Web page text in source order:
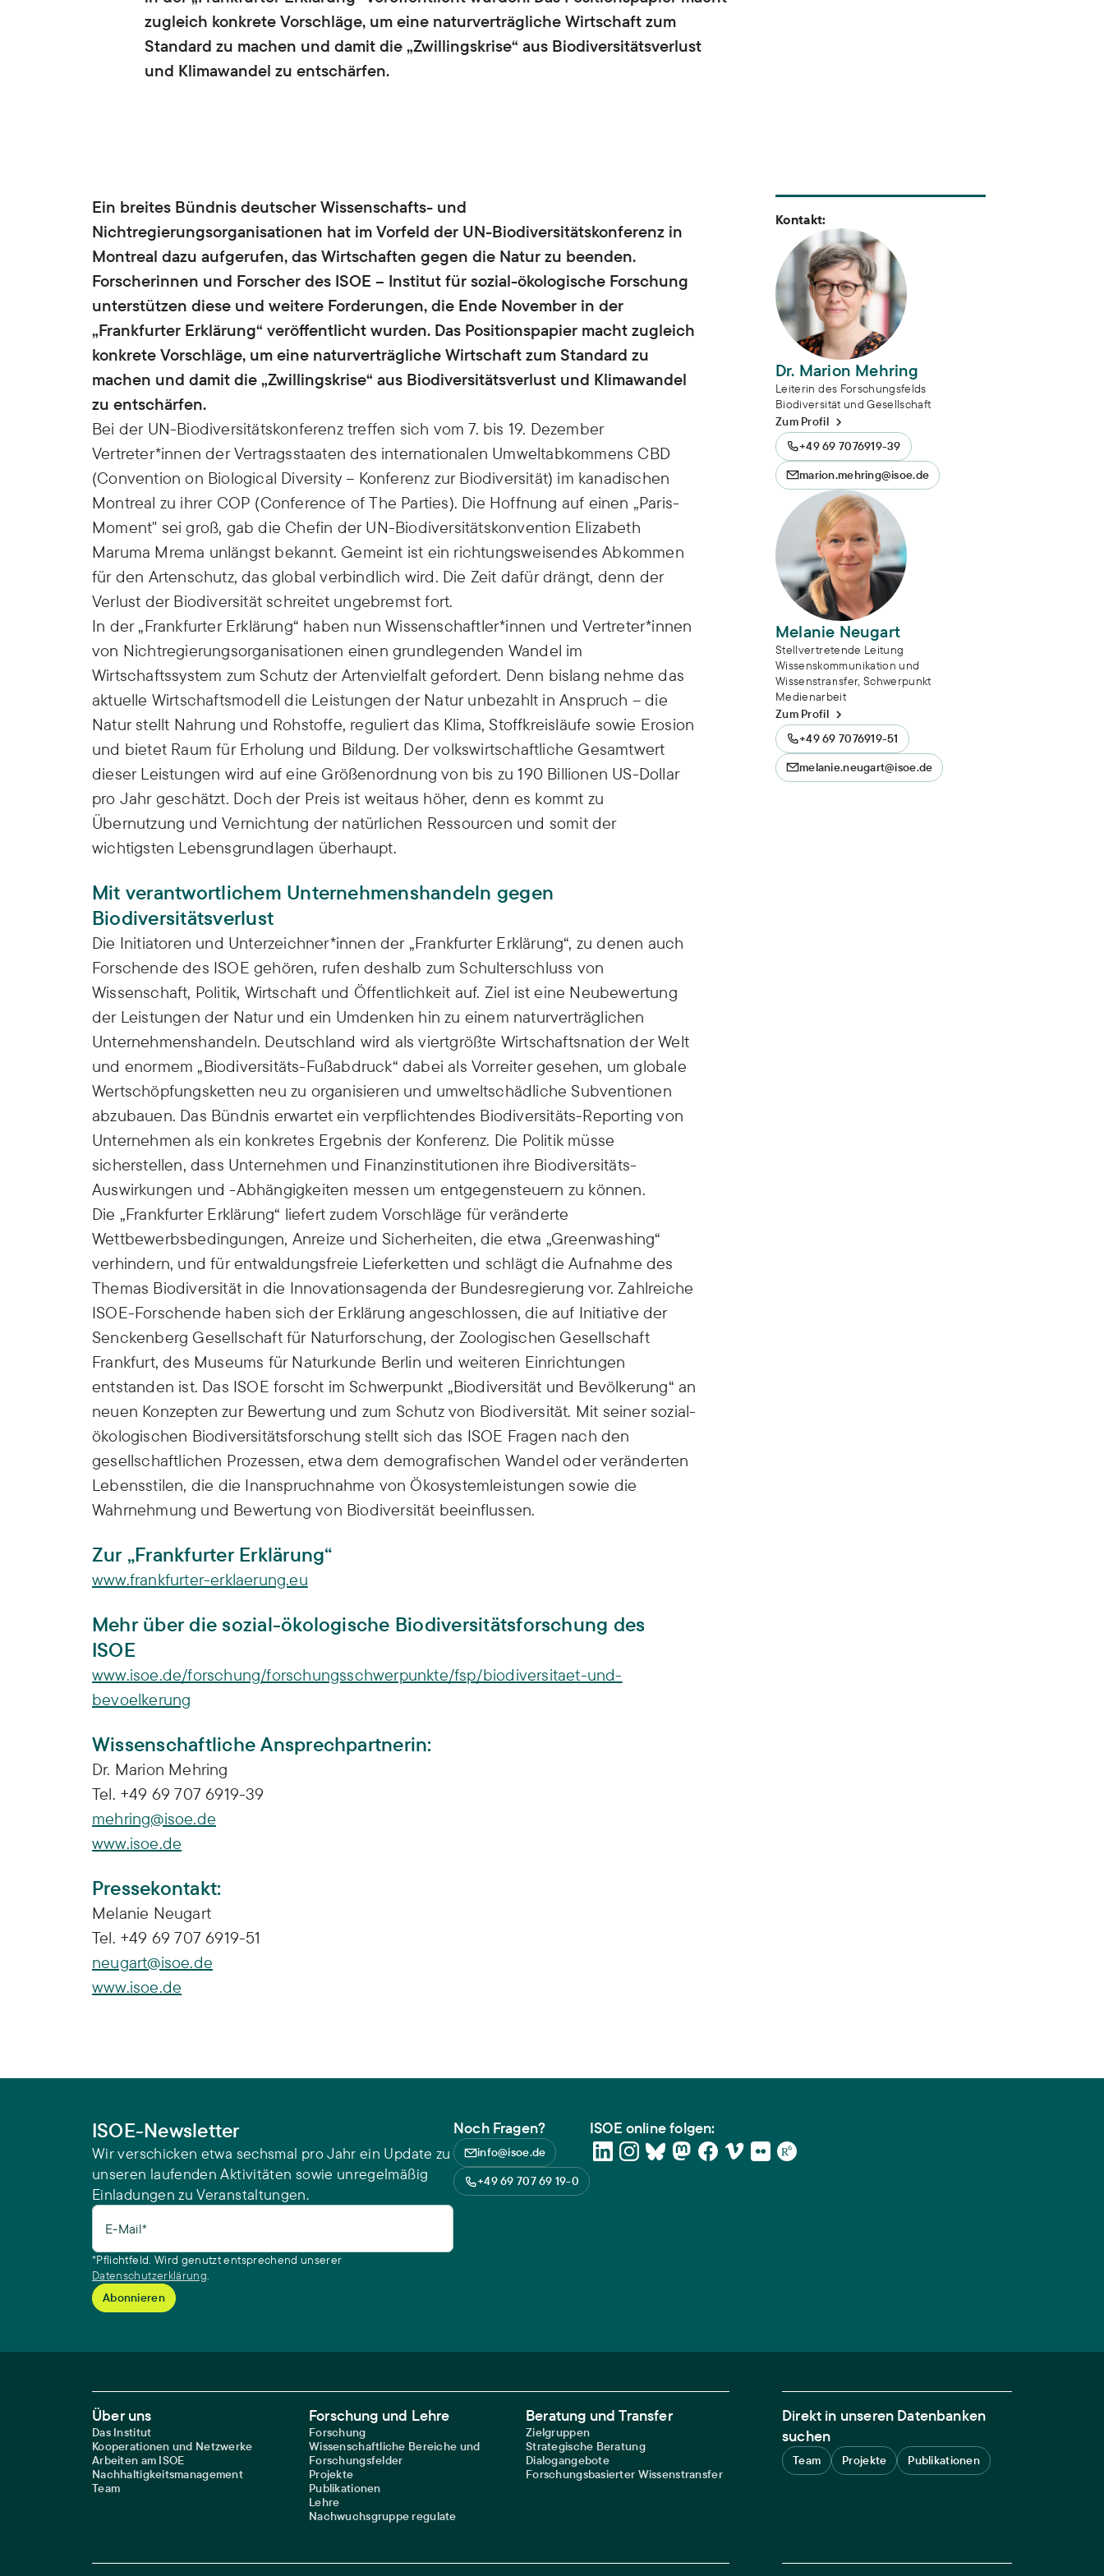
Biodiversität
Transformation Wasser
Wissen und Partizipation
Hochschullehre und
zugleich konkrete Vorschläge, um eine naturverträgliche Wirtschaft zum
Standard zu machen und damit die „Zwillingskrise“ aus Biodiversitätsverlust
und Klimawandel zu entschärfen.
Ein breites Bündnis deutscher Wissenschafts- und
Nichtregierungsorganisationen hat im Vorfeld der UN-Biodiversitätskonferenz in
Montreal dazu aufgerufen, das Wirtschaften gegen die Natur zu beenden.
Forscherinnen und Forscher des ISOE – Institut für sozial-ökologische Forschung
unterstützen diese und weitere Forderungen, die Ende November in der
„Frankfurter Erklärung“ veröffentlicht wurden. Das Positionspapier macht zugleich
konkrete Vorschläge, um eine naturverträgliche Wirtschaft zum Standard zu
machen und damit die „Zwillingskrise“ aus Biodiversitätsverlust und Klimawandel
zu entschärfen.
Bei der UN-Biodiversitätskonferenz treffen sich vom 7. bis 19. Dezember
Vertreter*innen der Vertragsstaaten des internationalen Umweltabkommens CBD
(Convention on Biological Diversity – Konferenz zur Biodiversität) im kanadischen
Montreal zu ihrer COP (Conference of The Parties). Die Hoffnung auf einen „Paris-
Moment" sei groß, gab die Chefin der UN-Biodiversitätskonvention Elizabeth
Maruma Mrema unlängst bekannt. Gemeint ist ein richtungsweisendes Abkommen
für den Artenschutz, das global verbindlich wird. Die Zeit dafür drängt, denn der
Verlust der Biodiversität schreitet ungebremst fort.
In der „Frankfurter Erklärung“ haben nun Wissenschaftler*innen und Vertreter*innen
von Nichtregierungsorganisationen einen grundlegenden Wandel im
Wirtschaftssystem zum Schutz der Artenvielfalt gefordert. Denn bislang nehme das
aktuelle Wirtschaftsmodell die Leistungen der Natur unbezahlt in Anspruch – die
Natur stellt Nahrung und Rohstoffe, reguliert das Klima, Stoffkreisläufe sowie Erosion
und bietet Raum für Erholung und Bildung. Der volkswirtschaftliche Gesamtwert
dieser Leistungen wird auf eine Größenordnung von bis zu 190 Billionen US-Dollar
pro Jahr geschätzt. Doch der Preis ist weitaus höher, denn es kommt zu
Übernutzung und Vernichtung der natürlichen Ressourcen und somit der
wichtigsten Lebensgrundlagen überhaupt.
Mit verantwortlichem Unternehmenshandeln gegen
Biodiversitätsverlust
Die Initiatoren und Unterzeichner*innen der „Frankfurter Erklärung“, zu denen auch
Forschende des ISOE gehören, rufen deshalb zum Schulterschluss von
Wissenschaft, Politik, Wirtschaft und Öffentlichkeit auf. Ziel ist eine Neubewertung
der Leistungen der Natur und ein Umdenken hin zu einem naturverträglichen
Unternehmenshandeln. Deutschland wird als viertgrößte Wirtschaftsnation der Welt
und enormem „Biodiversitäts-Fußabdruck“ dabei als Vorreiter gesehen, um globale
Wertschöpfungsketten neu zu organisieren und umweltschädliche Subventionen
abzubauen. Das Bündnis erwartet ein verpflichtendes Biodiversitäts-Reporting von
Unternehmen als ein konkretes Ergebnis der Konferenz. Die Politik müsse
sicherstellen, dass Unternehmen und Finanzinstitutionen ihre Biodiversitäts-
Auswirkungen und -Abhängigkeiten messen um entgegensteuern zu können.
Die „Frankfurter Erklärung“ liefert zudem Vorschläge für veränderte
Wettbewerbsbedingungen, Anreize und Sicherheiten, die etwa „Greenwashing“
verhindern, und für entwaldungsfreie Lieferketten und schlägt die Aufnahme des
Themas Biodiversität in die Innovationsagenda der Bundesregierung vor. Zahlreiche
ISOE-Forschende haben sich der Erklärung angeschlossen, die auf Initiative der
Senckenberg Gesellschaft für Naturforschung, der Zoologischen Gesellschaft
Frankfurt, des Museums für Naturkunde Berlin und weiteren Einrichtungen
entstanden ist. Das ISOE forscht im Schwerpunkt „Biodiversität und Bevölkerung“ an
neuen Konzepten zur Bewertung und zum Schutz von Biodiversität. Mit seiner sozial-
ökologischen Biodiversitätsforschung stellt sich das ISOE Fragen nach den
gesellschaftlichen Prozessen, etwa dem demografischen Wandel oder veränderten
Lebensstilen, die die Inanspruchnahme von Ökosystemleistungen sowie die
Wahrnehmung und Bewertung von Biodiversität beeinflussen.
Zur „Frankfurter Erklärung“
www.frankfurter-erklaerung.eu
Mehr über die sozial-ökologische Biodiversitätsforschung des
ISOE
www.isoe.de/forschung/forschungsschwerpunkte/fsp/biodiversitaet-und-
bevoelkerung
Wissenschaftliche Ansprechpartnerin:
Dr. Marion Mehring
Tel. +49 69 707 6919-39
mehring@isoe.de
www.isoe.de
Pressekontakt:
Melanie Neugart
Tel. +49 69 707 6919-51
neugart@isoe.de
www.isoe.de
Kontakt:
Dr. Marion Mehring
Leiterin des Forschungsfelds
Biodiversität und Gesellschaft
Zum Profil
+49 69 7076919-39
marion.mehring@isoe.de
Melanie Neugart
Stellvertretende Leitung
Wissenskommunikation und
Wissenstransfer, Schwerpunkt
Medienarbeit
Zum Profil
+49 69 7076919-51
melanie.neugart@isoe.de
ISOE-Newsletter
Wir verschicken etwa sechsmal pro Jahr ein Update zu
unseren laufenden Aktivitäten sowie unregelmäßig
Einladungen zu Veranstaltungen.
E-Mail*
*Pflichtfeld. Wird genutzt entsprechend unserer
Datenschutzerklärung.
Noch Fragen?
info@isoe.de
+49 69 707 69 19-0
ISOE online folgen:
Footer Main Navigation
Über uns
Das Institut
Kooperationen und Netzwerke
Arbeiten am ISOE
Nachhaltigkeitsmanagement
Team
Forschung und Lehre
Forschung
Wissenschaftliche Bereiche und
Forschungsfelder
Projekte
Publikationen
Lehre
Nachwuchsgruppe regulate
Beratung und Transfer
Zielgruppen
Strategische Beratung
Dialogangebote
Forschungsbasierter Wissenstransfer
Direkt in unseren Datenbanken
suchen
Team Projekte Publikationen